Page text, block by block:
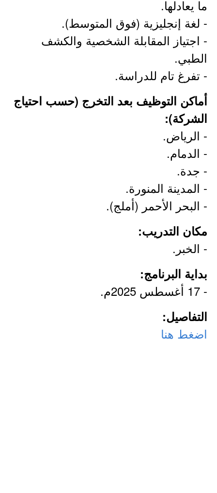
ما يعادلها.
- لغة إنجليزية (فوق المتوسط).
- اجتياز المقابلة الشخصية والكشف
الطبي.
- تفرغ تام للدراسة.
أماكن التوظيف بعد التخرج (حسب احتياج
الشركة):
- الرياض.
- الدمام.
- جدة.
- المدينة المنورة.
- البحر الأحمر (أملج).
مكان التدريب:
- الخبر.
بداية البرنامج:
- 17 أغسطس 2025م.
التفاصيل:
اضغط هنا